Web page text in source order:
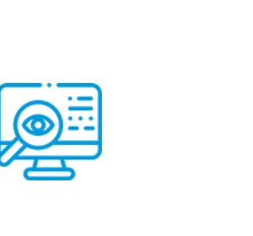
monitoreo remoto
más